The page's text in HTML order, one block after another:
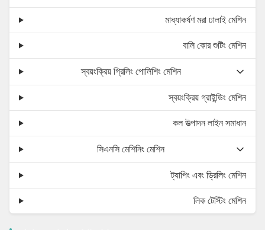
মাধ্যাকর্ষণ মরা ঢালাই মেশিন
বালি কোর শুটিং মেশিন
স্বয়ংক্রিয় গ্রিলিং পোলিশিং মেশিন
স্বয়ংক্রিয় গ্রাইন্ডিং মেশিন
কল উত্পাদন লাইন সমাধান
সিএনসি মেশিনিং মেশিন
ট্যাপিং এবং ড্রিলিং মেশিন
লিক টেস্টিং মেশিন